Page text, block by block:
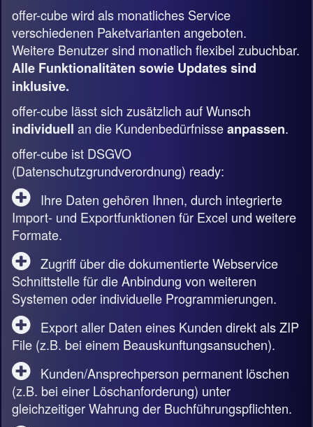
offer-cube wird als monatliches Service
verschiedenen Paketvarianten angeboten.
Weitere Benutzer sind monatlich flexibel zubuchbar.
Alle Funktionalitäten sowie Updates sind
inklusive.
offer-cube lässt sich zusätzlich auf Wunsch
individuell an die Kundenbedürfnisseanpassen.
offer-cube ist DSGVO
(Datenschutzgrundverordnung) ready:
Ihre Daten gehören Ihnen, durch integrierte
Import- und Exportfunktionen für Excel und weitere
Formate.
Zugriff über die dokumentierte Webservice
Schnittstelle für die Anbindung von weiteren
Systemen oder individuelle Programmierungen.
Export aller Daten eines Kunden direkt als ZIP
File (z.B. bei einem Beauskunftungsansuchen).
Kunden/Ansprechperson permanent löschen
(z.B. bei einer Löschanforderung) unter
gleichzeitiger Wahrung der Buchführungspflichten.